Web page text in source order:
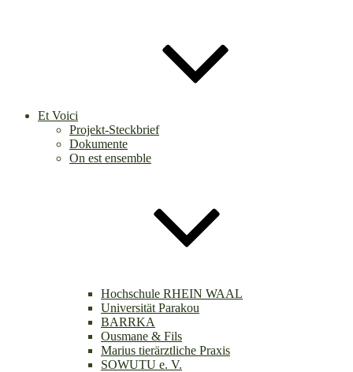
Et Voici
Projekt-Steckbrief
Dokumente
On est ensemble
Hochschule RHEIN WAAL
Universität Parakou
BARRKA
Ousmane & Fils
Marius tierärztliche Praxis
SOWUTU e. V.